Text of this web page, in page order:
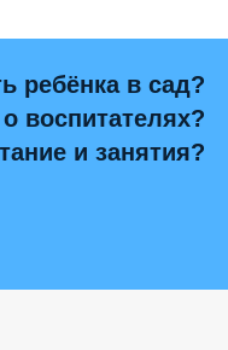
ребёнка в сад?
воспитателях?
и занятия?